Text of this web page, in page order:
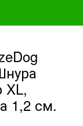
XL,
1,2 см.